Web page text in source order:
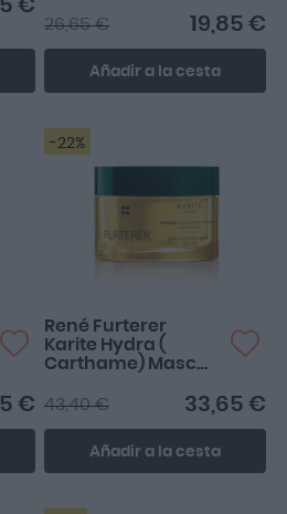
€
Rizos 100ml
19,85 €
26,65 €
Añadir a la cesta
€
-22%
René Furterer
Karite Hydra (
Carthame) Masc
33,65 €
43,40 €
Añadir a la cesta